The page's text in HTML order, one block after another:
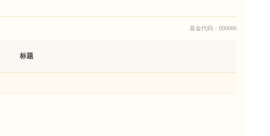
基金代码：000086
标题